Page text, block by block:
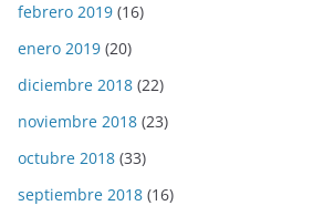
febrero 2019 (16)
enero 2019 (20)
diciembre 2018 (22)
noviembre 2018 (23)
octubre 2018 (33)
septiembre 2018 (16)